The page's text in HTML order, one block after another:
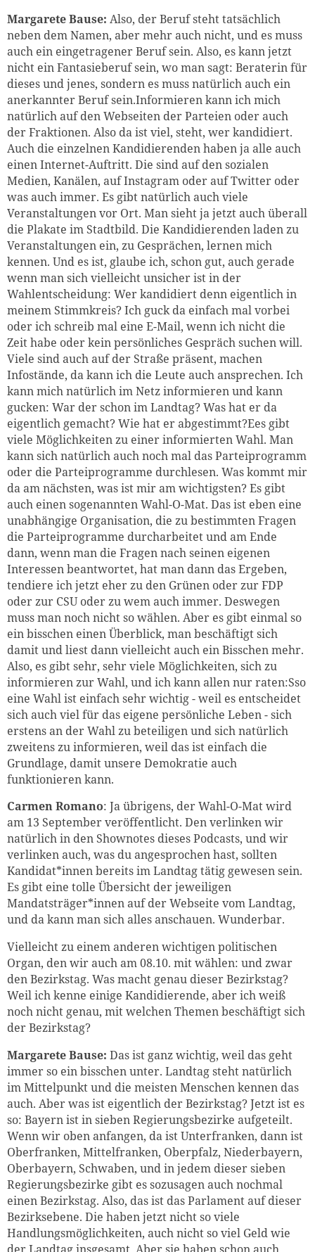
Margarete Bause: Also, der Beruf steht tatsächlich
neben dem Namen, aber mehr auch nicht, und es muss
auch ein eingetragener Beruf sein. Also, es kann jetzt
nicht ein Fantasieberuf sein, wo man sagt: Beraterin für
dieses und jenes, sondern es muss natürlich auch ein
anerkannter Beruf sein.Informieren kann ich mich
natürlich auf den Webseiten der Parteien oder auch
der Fraktionen. Also da ist viel, steht, wer kandidiert.
Auch die einzelnen Kandidierenden haben ja alle auch
einen Internet-Auftritt. Die sind auf den sozialen
Medien, Kanälen, auf Instagram oder auf Twitter oder
was auch immer. Es gibt natürlich auch viele
Veranstaltungen vor Ort. Man sieht ja jetzt auch überall
die Plakate im Stadtbild. Die Kandidierenden laden zu
Veranstaltungen ein, zu Gesprächen, lernen mich
kennen. Und es ist, glaube ich, schon gut, auch gerade
wenn man sich vielleicht unsicher ist in der
Wahlentscheidung: Wer kandidiert denn eigentlich in
meinem Stimmkreis? Ich guck da einfach mal vorbei
oder ich schreib mal eine E-Mail, wenn ich nicht die
Zeit habe oder kein persönliches Gespräch suchen will.
Viele sind auch auf der Straße präsent, machen
Infostände, da kann ich die Leute auch ansprechen. Ich
kann mich natürlich im Netz informieren und kann
gucken: War der schon im Landtag? Was hat er da
eigentlich gemacht? Wie hat er abgestimmt?Ees gibt
viele Möglichkeiten zu einer informierten Wahl. Man
kann sich natürlich auch noch mal das Parteiprogramm
oder die Parteiprogramme durchlesen. Was kommt mir
da am nächsten, was ist mir am wichtigsten? Es gibt
auch einen sogenannten Wahl-O-Mat. Das ist eben eine
unabhängige Organisation, die zu bestimmten Fragen
die Parteiprogramme durcharbeitet und am Ende
dann, wenn man die Fragen nach seinen eigenen
Interessen beantwortet, hat man dann das Ergeben,
tendiere ich jetzt eher zu den Grünen oder zur FDP
oder zur CSU oder zu wem auch immer. Deswegen
muss man noch nicht so wählen. Aber es gibt einmal so
ein bisschen einen Überblick, man beschäftigt sich
damit und liest dann vielleicht auch ein Bisschen mehr.
Also, es gibt sehr, sehr viele Möglichkeiten, sich zu
informieren zur Wahl, und ich kann allen nur raten:Sso
eine Wahl ist einfach sehr wichtig - weil es entscheidet
sich auch viel für das eigene persönliche Leben - sich
erstens an der Wahl zu beteiligen und sich natürlich
zweitens zu informieren, weil das ist einfach die
Grundlage, damit unsere Demokratie auch
funktionieren kann.
Carmen Romano: Ja übrigens, der Wahl-O-Mat wird
am 13 September veröffentlicht. Den verlinken wir
natürlich in den Shownotes dieses Podcasts, und wir
verlinken auch, was du angesprochen hast, sollten
Kandidat*innen bereits im Landtag tätig gewesen sein.
Es gibt eine tolle Übersicht der jeweiligen
Mandatsträger*innen auf der Webseite vom Landtag,
und da kann man sich alles anschauen. Wunderbar.
Vielleicht zu einem anderen wichtigen politischen
Organ, den wir auch am 08.10. mit wählen: und zwar
den Bezirkstag. Was macht genau dieser Bezirkstag?
Weil ich kenne einige Kandidierende, aber ich weiß
noch nicht genau, mit welchen Themen beschäftigt sich
der Bezirkstag?
Margarete Bause: Das ist ganz wichtig, weil das geht
immer so ein bisschen unter. Landtag steht natürlich
im Mittelpunkt und die meisten Menschen kennen das
auch. Aber was ist eigentlich der Bezirkstag? Jetzt ist es
so: Bayern ist in sieben Regierungsbezirke aufgeteilt.
Wenn wir oben anfangen, da ist Unterfranken, dann ist
Oberfranken, Mittelfranken, Oberpfalz, Niederbayern,
Oberbayern, Schwaben, und in jedem dieser sieben
Regierungsbezirke gibt es sozusagen auch nochmal
einen Bezirkstag. Also, das ist das Parlament auf dieser
Bezirksebene. Die haben jetzt nicht so viele
Handlungsmöglichkeiten, auch nicht so viel Geld wie